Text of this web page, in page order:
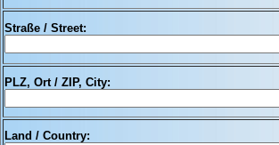
Straße / Street:
PLZ, Ort / ZIP, City:
Land / Country: